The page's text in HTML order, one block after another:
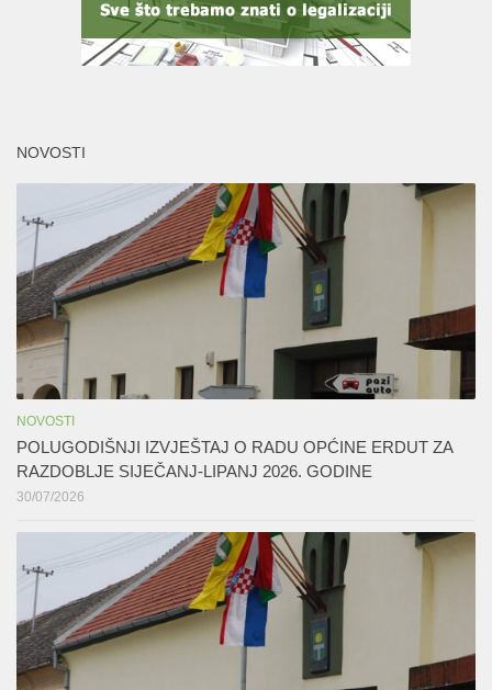
NOVOSTI
NOVOSTI
POLUGODIŠNJI IZVJEŠTAJ O RADU OPĆINE ERDUT ZA
RAZDOBLJE SIJEČANJ-LIPANJ 2026. GODINE
30/07/2026